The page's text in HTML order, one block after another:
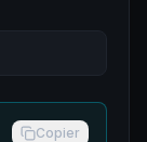
Copier